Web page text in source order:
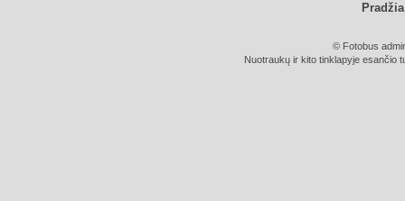
Pradžia
© Fotobus
Nuotraukų ir kito tinklapyje esančio